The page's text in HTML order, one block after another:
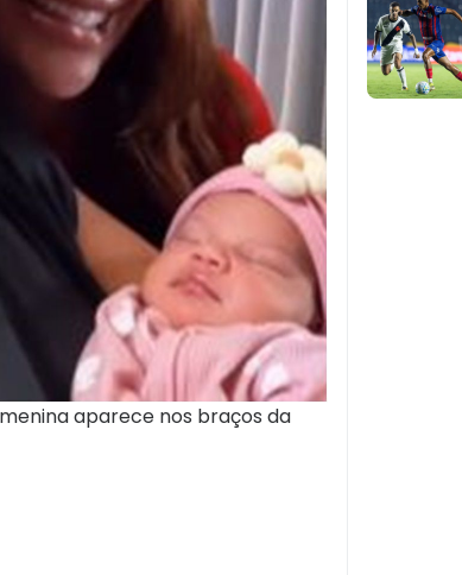
aparece nos braços da